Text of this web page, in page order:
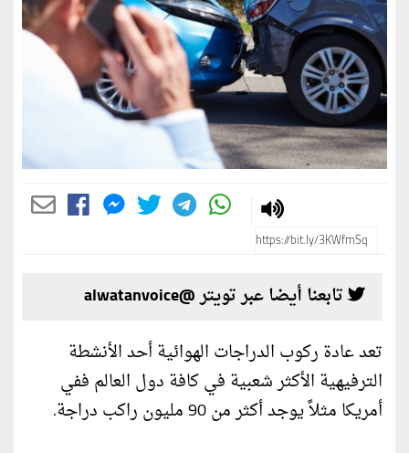
تابعنا أيضا عبر تويتر @alwatanvoice
تعد عادة ركوب الدراجات الهوائية أحد الأنشطة
الترفيهية الأكثر شعبية في كافة دول العالم ففي
أمريكا مثلاً يوجد أكثر من 90 مليون راكب دراجة.